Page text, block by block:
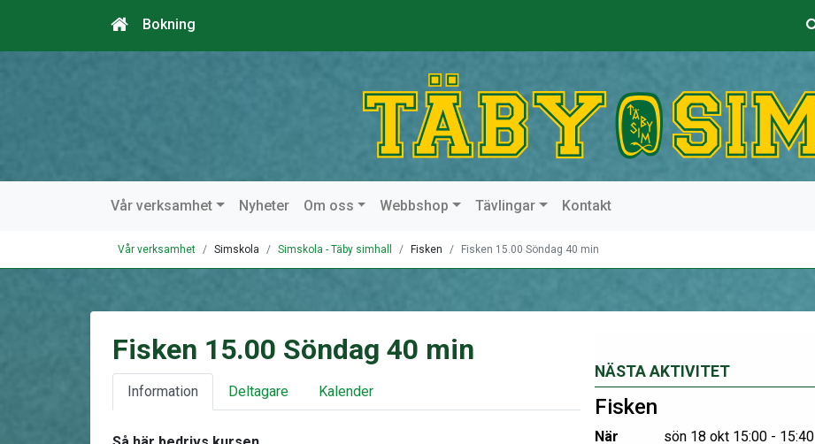
Bokning
Vår verksamhet Nyheter Om oss Webbshop Tävlingar Kontakt
Vår verksamhet Simskola Simskola - Täby simhall Fisken Fisken 15.00 Söndag 40 min
NÄSTA AKTIVITET
Fisken
När
sön 18 okt 15:00 - 15:40
Fisken 15.00 Söndag 40 min
Information Deltagare Kalender